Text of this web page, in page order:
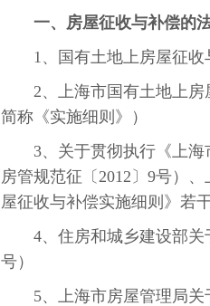
一、房屋征收与补偿的
1、国有土地上房屋征收
2、上海市国有土地上
简称《实施细则》）
3、关于贯彻执行《上
房管规范征〔 2012 〕 9号）、
屋征收与补偿实施细则》若
4、住房和城乡建设部
号）
5、上海市房屋管理局